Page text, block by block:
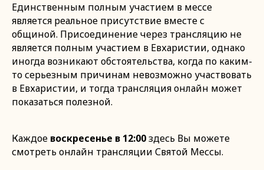
Единственным полным участием в мессе
является реальное присутствие вместе с
общиной. Присоединение через трансляцию не
является полным участием в Евхаристии, однако
иногда возникают обстоятельства, когда по каким-
то серьезным причинам невозможно участвовать
в Евхаристии, и тогда трансляция онлайн может
показаться полезной.
Каждое воскресенье в 12:00здесь Вы можете
смотреть онлайн трансляции Святой Мессы.